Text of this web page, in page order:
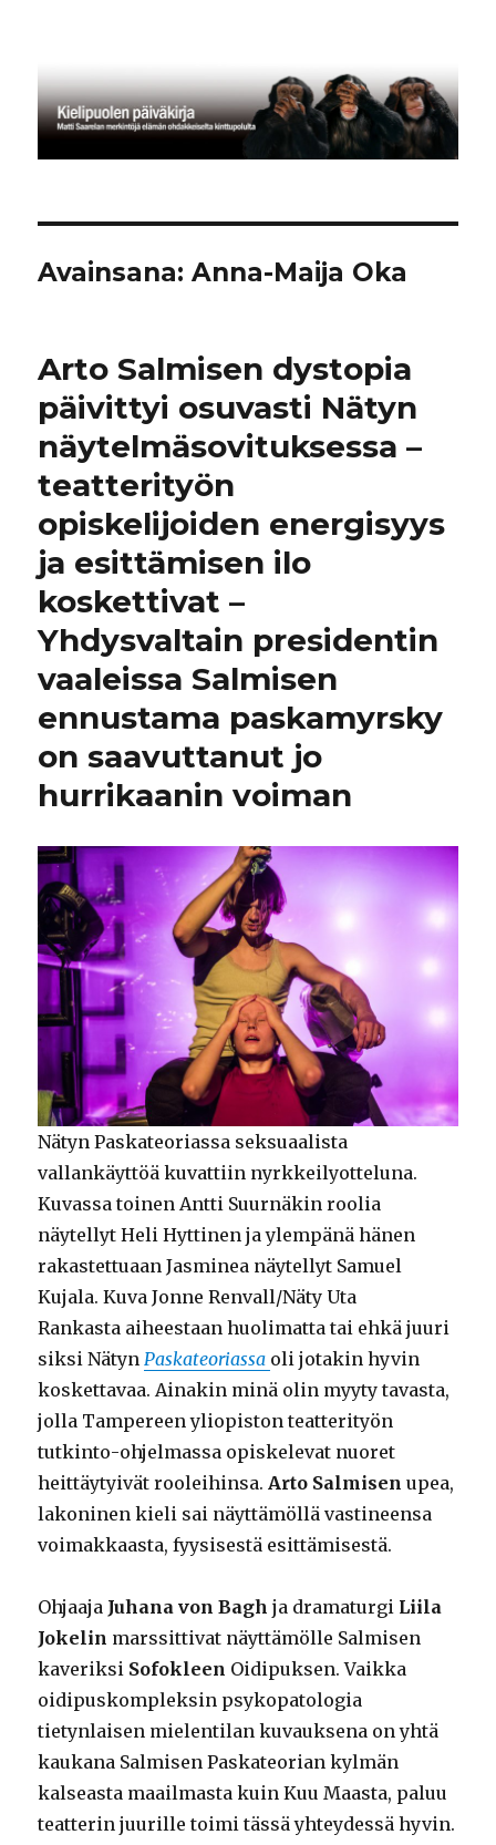
Avainsana:Anna-Maija Oka
Arto Salmisen dystopia
päivittyi osuvasti Nätyn
näytelmäsovituksessa –
teatterityön
opiskelijoiden energisyys
ja esittämisen ilo
koskettivat –
Yhdysvaltain presidentin
vaaleissa Salmisen
ennustama paskamyrsky
on saavuttanut jo
hurrikaanin voiman
Nätyn Paskateoriassa seksuaalista
vallankäyttöä kuvattiin nyrkkeilyotteluna.
Kuvassa toinen Antti Suurnäkin roolia
näytellyt Heli Hyttinen ja ylempänä hänen
rakastettuaan Jasminea näytellyt Samuel
Kujala. Kuva Jonne Renvall/Näty Uta
Rankasta aiheestaan huolimatta tai ehkä juuri
siksi NätynPaskateoriassa oli jotakin hyvin
koskettavaa. Ainakin minä olin myyty tavasta,
jolla Tampereen yliopiston teatterityön
tutkinto-ohjelmassa opiskelevat nuoret
heittäytyivät rooleihinsa.Arto Salmisen upea,
lakoninen kieli sai näyttämöllä vastineensa
voimakkaasta, fyysisestä esittämisestä.
Ohjaaja Juhana von Bagh ja dramaturgi Liila
Jokelin marssittivat näyttämölle Salmisen
kaveriksi Sofokleen Oidipuksen. Vaikka
oidipuskompleksin psykopatologia
tietynlaisen mielentilan kuvauksena on yhtä
kaukana Salmisen Paskateorian kylmän
kalseasta maailmasta kuin Kuu Maasta, paluu
teatterin juurille toimi tässä yhteydessä hyvin.